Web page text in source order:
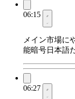
06:15
メイン市場に
能暗号日本語
06:27